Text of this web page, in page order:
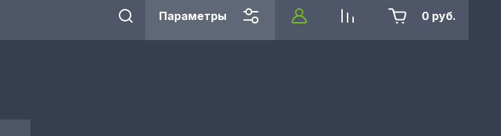
Параметры 0 руб.